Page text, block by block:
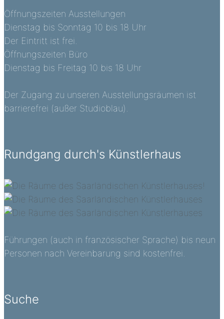
Öffnungszeiten Ausstellungen
Dienstag bis Sonntag 10 bis 18 Uhr
Der Eintritt ist frei.
Öffnungszeiten Büro
Dienstag bis Freitag 10 bis 18 Uhr
Der Zugang zu unseren Ausstellungsräumen ist
barrierefrei (außer Studioblau).
Rundgang durch's Künstlerhaus
Führungen (auch in französischer Sprache) bis neun
Personen nach Vereinbarung sind kostenfrei.
Suche